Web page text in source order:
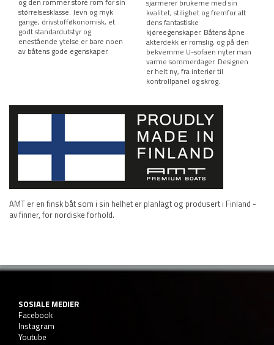
størrelsesklasse. Jevn og myk
gange, drivstofføkonomisk, et
godt standardutstyr og
enestående ytelse er bare noen
av båtens gode egenskaper.
sjarmerer brukerne med sin
kvalitet, stilighet og fremfor alt
dens fantastiske
kjøreegenskaper. Båtens åpne
akterdekk er romslig, og på den
bekvemme U-sofaen nyter man
varme sommerdager. Designen
er helt ny, fra interiør til
kontrollpanel og skrog.
AMT er en finsk båt som i sin helhet er planlagt og produsert i Finland -
av finner, for nordiske forhold.
SOSIALE MEDIER
Facebook
Instagram
Youtube